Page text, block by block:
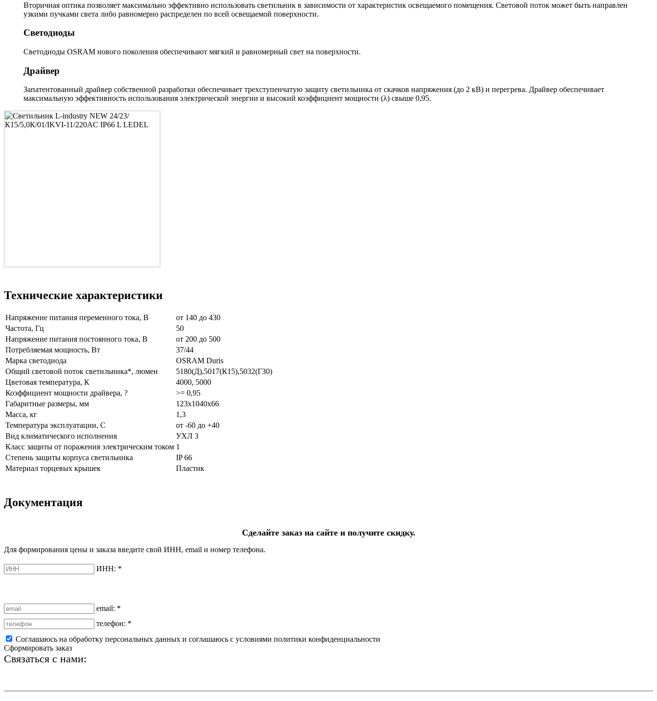
Вторичная оптика позволяет максимально эффективно использовать светильник в зависимости от характеристик освещаемого помещения. Световой поток может быть направлен
узкими пучками света либо равномерно распределен по всей освещаемой поверхности.
Светодиоды
Светодиоды OSRAM нового поколения обеспечивают мягкий и равномерный свет на поверхности.
Драйвер
Запатентованный драйвер собственной разработки обеспечивает трехступенчатую защиту светильника от скачков напряжения (до 2 кВ) и перегрева. Драйвер обеспечивает
максимальную эффективность использования электрической энергии и высокий коэффициент мощности (λ) свыше 0,95.
Технические характеристики
Напряжение питания переменного тока, В
от 140 до 430
Частота, Гц
50
Напряжение питания постоянного тока, В
от 200 до 500
Потребляемая мощность, Вт
37/44
Марка светодиода
OSRAM Duris
Общий световой поток светильника*, люмен
5180(Д),5017(К15),5032(Г30)
Цветовая температура, К
4000, 5000
Коэффициент мощности драйвера, ?
>= 0,95
Габаритные размеры, мм
123х1040х66
Масса, кг
1,3
Температура эксплуатации, С
от -60 до +40
Вид климатического исполнения
УХЛ 3
Класс защиты от поражения электрическим током 1
Степень защиты корпуса светильника
IP 66
Материал торцевых крышек
Пластик
Документация
Сделайте заказ на сайте и получите скидку.
Для формирования цены и заказа введите свой ИНН, email и номер телефона.
ИНН: *
email: *
телефон: *
Соглашаюсь на обработку персональных данных и соглашаюсь с условиями политики конфиденциальности
Сформировать заказ
Связаться с нами: